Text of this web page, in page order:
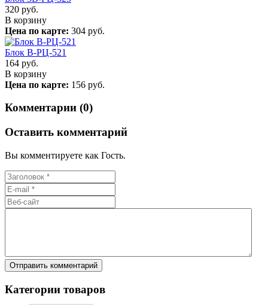
320 руб.
В корзину
Цена по карте: 304 руб.
Блок В-РЦ-521
164 руб.
В корзину
Цена по карте: 156 руб.
Комментарии (0)
Оставить комментарий
Вы комментируете как Гость.
Категории товаров